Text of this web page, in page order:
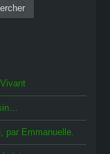
par Emmanuelle.